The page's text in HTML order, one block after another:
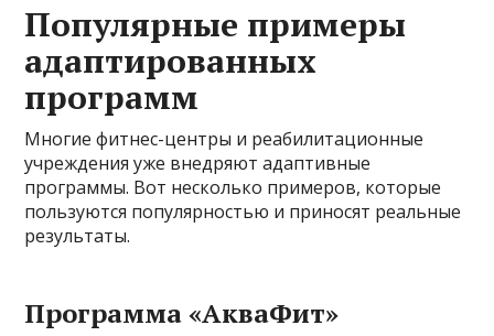
Популярные примеры
адаптированных
программ
Многие фитнес-центры и реабилитационные
учреждения уже внедряют адаптивные
программы. Вот несколько примеров, которые
пользуются популярностью и приносят реальные
результаты.
Программа «АкваФит»